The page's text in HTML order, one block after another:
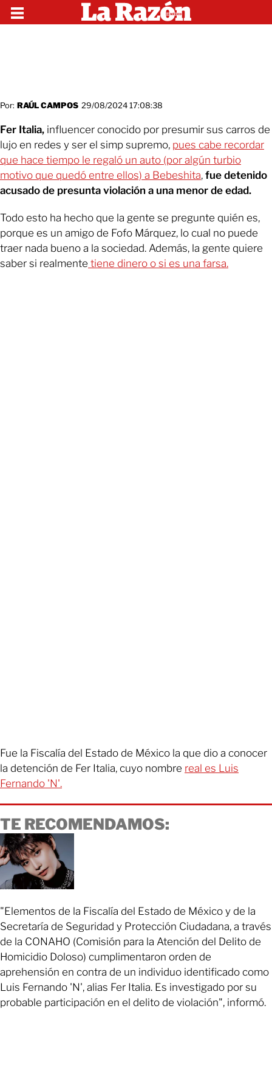
Por: RAÚL CAMPOS 29/08/2024 17:08:38
Fer Italia, influencer conocido por presumir sus carros de
lujo en redes y ser el simp supremo, pues cabe recordar
que hace tiempo le regaló un auto (por algún turbio
motivo que quedó entre ellos) a Bebeshita, fue detenido
acusado de presunta violación a una menor de edad.
Todo esto ha hecho que la gente se pregunte quién es,
porque es un amigo de Fofo Márquez, lo cual no puede
traer nada bueno a la sociedad. Además, la gente quiere
saber si realmente tiene dinero o si es una farsa.
Fue la Fiscalía del Estado de México la que dio a conocer
la detención de Fer Italia, cuyo nombre real es Luis
Fernando 'N'.
TE RECOMENDAMOS:
"Elementos de la Fiscalía del Estado de México y de la
Secretaría de Seguridad y Protección Ciudadana, a través
de la CONAHO (Comisión para la Atención del Delito de
Homicidio Doloso) cumplimentaron orden de
aprehensión en contra de un individuo identificado como
Luis Fernando 'N', alias Fer Italia. Es investigado por su
probable participación en el delito de violación", informó.